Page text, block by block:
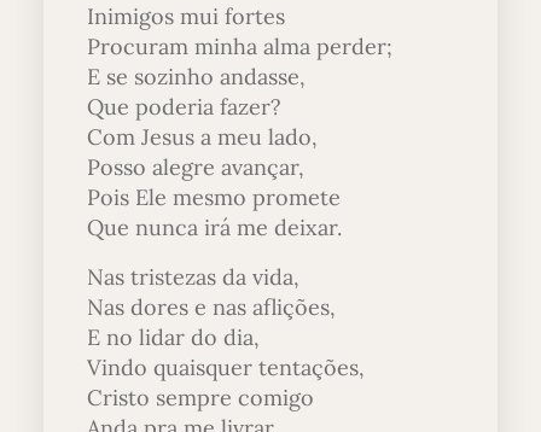
Inimigos mui fortes
Procuram minha alma perder;
E se sozinho andasse,
Que poderia fazer?
Com Jesus a meu lado,
Posso alegre avançar,
Pois Ele mesmo promete
Que nunca irá me deixar.
Nas tristezas da vida,
Nas dores e nas aflições,
E no lidar do dia,
Vindo quaisquer tentações,
Cristo sempre comigo